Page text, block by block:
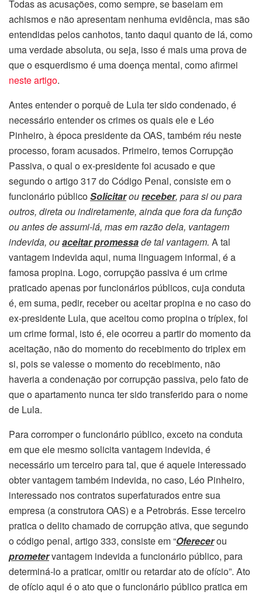
Todas as acusações, como sempre, se baseiam em
achismos e não apresentam nenhuma evidência, mas são
entendidas pelos canhotos, tanto daqui quanto de lá, como
uma verdade absoluta, ou seja, isso é mais uma prova de
que o esquerdismo é uma doença mental, como afirmei
neste artigo.
Antes entender o porquê de Lula ter sido condenado, é
necessário entender os crimes os quais ele e Léo
Pinheiro, à época presidente da OAS, também réu neste
processo, foram acusados. Primeiro, temos Corrupção
Passiva, o qual o ex-presidente foi acusado e que
segundo o artigo 317 do Código Penal, consiste em o
funcionário públicoSolicitaroureceber, para si ou para
outros, direta ou indiretamente, ainda que fora da função
ou antes de assumi-lá, mas em razão dela, vantagem
indevida, ouaceitar promessade tal vantagem. A tal
vantagem indevida aqui, numa linguagem informal, é a
famosa propina. Logo, corrupção passiva é um crime
praticado apenas por funcionários públicos, cuja conduta
é, em suma, pedir, receber ou aceitar propina e no caso do
ex-presidente Lula, que aceitou como propina o tríplex, foi
um crime formal, isto é, ele ocorreu a partir do momento da
aceitação, não do momento do recebimento do triplex em
si, pois se valesse o momento do recebimento, não
haveria a condenação por corrupção passiva, pelo fato de
que o apartamento nunca ter sido transferido para o nome
de Lula.
Para corromper o funcionário público, exceto na conduta
em que ele mesmo solicita vantagem indevida, é
necessário um terceiro para tal, que é aquele interessado
obter vantagem também indevida, no caso, Léo Pinheiro,
interessado nos contratos superfaturados entre sua
empresa (a construtora OAS) e a Petrobrás. Esse terceiro
pratica o delito chamado de corrupção ativa, que segundo
o código penal, artigo 333, consiste em “Oferecerou
prometervantagem indevida a funcionário público, para
determiná-lo a praticar, omitir ou retardar ato de ofício”. Ato
de ofício aqui é o ato que o funcionário público pratica em